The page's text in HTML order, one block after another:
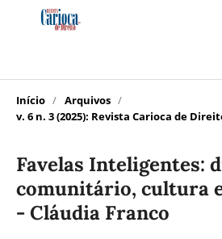
Início / Arquivos /
v. 6 n. 3 (2025): Revista Carioca de
Favelas Inteligentes:
comunitário, cultura
- Cláudia Franco